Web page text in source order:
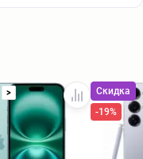
>
Скидка
-19%